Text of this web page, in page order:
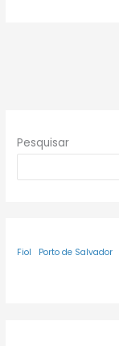
Pesquisar
Fiol Porto de Salvador